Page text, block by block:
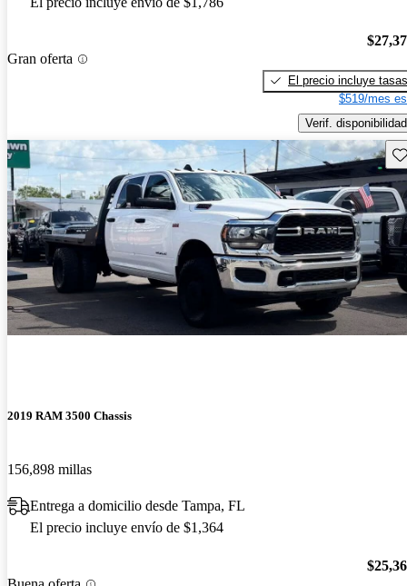
Gran oferta
El precio incluye tasas
$519/mes
Verif. disponibilidad
2019 RAM 3500 Chassis
156,898 millas
Entrega a domicilio desde Tampa, FL
El precio incluye envío de $1,364